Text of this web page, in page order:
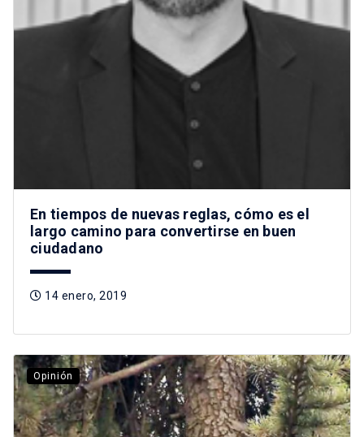
En tiempos de nuevas reglas, cómo es el
largo camino para convertirse en buen
ciudadano
14 enero, 2019
Opinión